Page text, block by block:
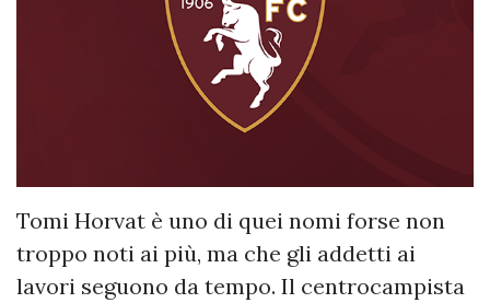
Tomi Horvat è uno di quei nomi forse non
troppo noti ai più, ma che gli addetti ai
lavori seguono da tempo. Il centrocampista